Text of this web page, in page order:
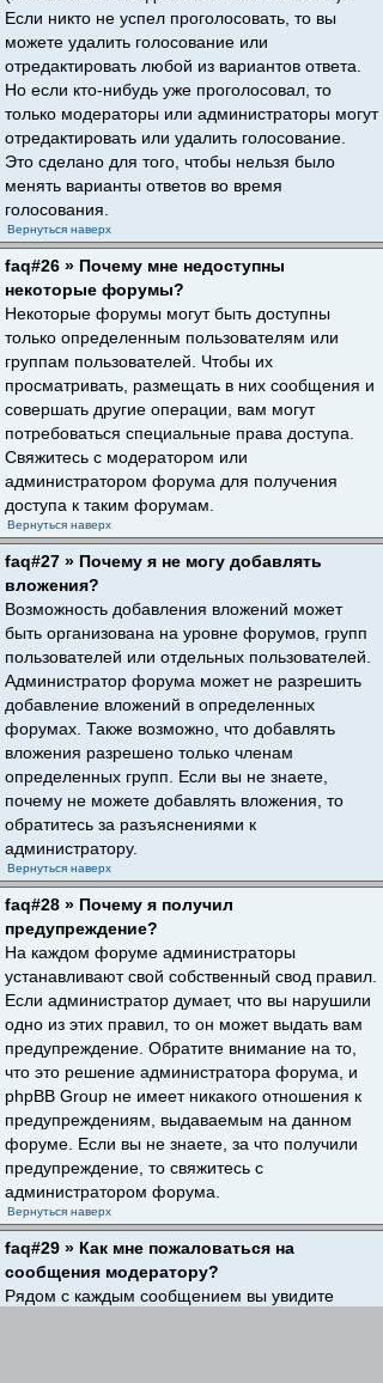
Если никто не успел проголосовать, то вы
можете удалить голосование или
отредактировать любой из вариантов ответа.
Но если кто-нибудь уже проголосовал, то
только модераторы или администраторы могут
отредактировать или удалить голосование.
Это сделано для того, чтобы нельзя было
менять варианты ответов во время
голосования.
Вернуться наверх
faq#26 » Почему мне недоступны
некоторые форумы?
Некоторые форумы могут быть доступны
только определенным пользователям или
группам пользователей. Чтобы их
просматривать, размещать в них сообщения и
совершать другие операции, вам могут
потребоваться специальные права доступа.
Свяжитесь с модератором или
администратором форума для получения
доступа к таким форумам.
Вернуться наверх
faq#27 » Почему я не могу добавлять
вложения?
Возможность добавления вложений может
быть организована на уровне форумов, групп
пользователей или отдельных пользователей.
Администратор форума может не разрешить
добавление вложений в определенных
форумах. Также возможно, что добавлять
вложения разрешено только членам
определенных групп. Если вы не знаете,
почему не можете добавлять вложения, то
обратитесь за разъяснениями к
администратору.
Вернуться наверх
faq#28 » Почему я получил
предупреждение?
На каждом форуме администраторы
устанавливают свой собственный свод правил.
Если администратор думает, что вы нарушили
одно из этих правил, то он может выдать вам
предупреждение. Обратите внимание на то,
что это решение администратора форума, и
phpBB Group не имеет никакого отношения к
предупреждениям, выдаваемым на данном
форуме. Если вы не знаете, за что получили
предупреждение, то свяжитесь с
администратором форума.
Вернуться наверх
faq#29 » Как мне пожаловаться на
сообщения модератору?
Рядом с каждым сообщением вы увидите